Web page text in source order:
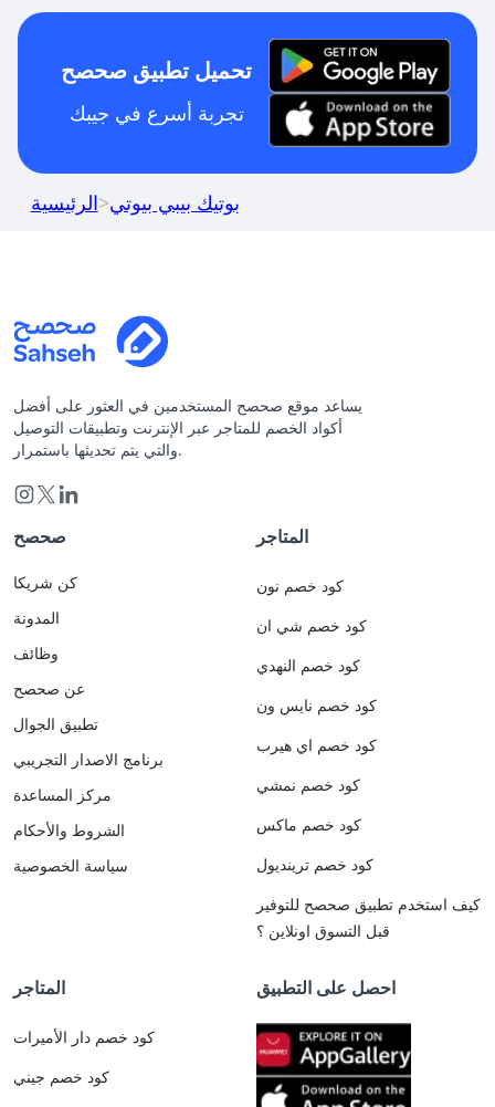
تحميل تطبيق صحصح
تجربة أسرع في جيبك
الرئيسية>بوتيك بيبي بيوتي
يساعد موقع صحصح المستخدمين في العثور على أفضل
أكواد الخصم للمتاجر عبر الإنترنت وتطبيقات التوصيل
والتي يتم تحديثها باستمرار.
صحصح
كن شريكا
المدونة
وظائف
عن صحصح
تطبيق الجوال
برنامج الاصدار التجريبي
مركز المساعدة
الشروط والأحكام
سياسة الخصوصية
المتاجر
كود خصم نون
كود خصم شي ان
كود خصم النهدي
كود خصم نايس ون
كود خصم اي هيرب
كود خصم نمشي
كود خصم ماكس
كود خصم ترينديول
كيف استخدم تطبيق صحصح للتوفير
قبل التسوق اونلاين ؟
المتاجر
كود خصم دار الأميرات
كود خصم جيني
احصل على التطبيق